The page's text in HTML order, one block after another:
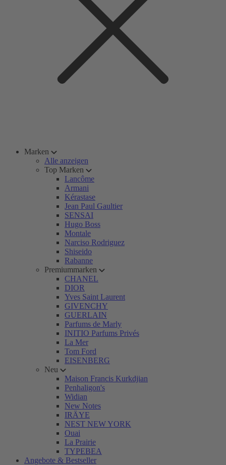
Marken
Alle anzeigen
Top Marken
Lancôme
Armani
Kérastase
Jean Paul Gaultier
SENSAI
Hugo Boss
Montale
Narciso Rodriguez
Shiseido
Rabanne
Premiummarken
CHANEL
DIOR
Yves Saint Laurent
GIVENCHY
GUERLAIN
Parfums de Marly
INITIO Parfums Privés
La Mer
Tom Ford
EISENBERG
Neu
Maison Francis Kurkdjian
Penhaligon's
Widian
New Notes
IRÄYE
NEST NEW YORK
Ouai
La Prairie
TYPEBEA
Angebote & Bestseller